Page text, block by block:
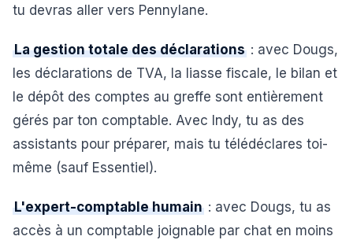
tu devras aller vers Pennylane.
La gestion totale des déclarations : avec Dougs,
les déclarations de TVA, la liasse fiscale, le bilan et
le dépôt des comptes au greffe sont entièrement
gérés par ton comptable. Avec Indy, tu as des
assistants pour préparer, mais tu télédéclares toi-
même (sauf Essentiel).
L'expert-comptable humain : avec Dougs, tu as
accès à un comptable joignable par chat en moins